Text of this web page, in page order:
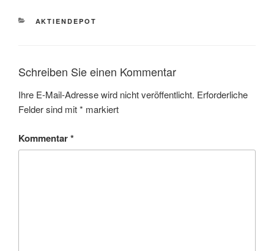
KATEGORIEN
AKTIENDEPOT
Schreiben Sie einen Kommentar
Ihre E-Mail-Adresse wird nicht veröffentlicht. Erforderliche
Felder sind mit* markiert
Kommentar*